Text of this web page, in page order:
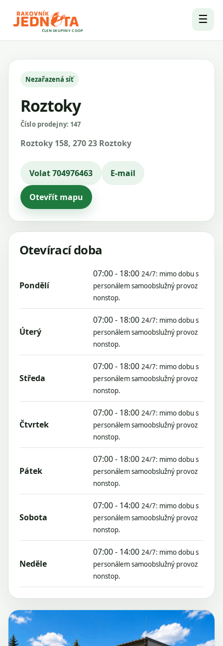
ČLEN SKUPINY COOP
☰
Nezařazená síť
Roztoky
Číslo prodejny: 147
Roztoky 158, 270 23 Roztoky
Volat 704976463 E-mail
Otevřít mapu
Otevírací doba
Pondělí
07:00 - 18:00 24/7: mimo dobu s
personálem samoobslužný provoz
nonstop.
Úterý
07:00 - 18:00 24/7: mimo dobu s
personálem samoobslužný provoz
nonstop.
Středa
07:00 - 18:00 24/7: mimo dobu s
personálem samoobslužný provoz
nonstop.
Čtvrtek
07:00 - 18:00 24/7: mimo dobu s
personálem samoobslužný provoz
nonstop.
Pátek
07:00 - 18:00 24/7: mimo dobu s
personálem samoobslužný provoz
nonstop.
Sobota
07:00 - 14:00 24/7: mimo dobu s
personálem samoobslužný provoz
nonstop.
Neděle
07:00 - 14:00 24/7: mimo dobu s
personálem samoobslužný provoz
nonstop.